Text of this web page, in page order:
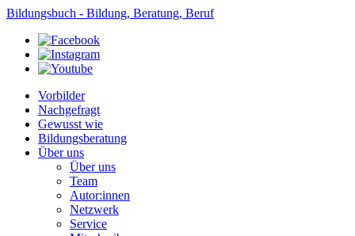
Bildungsbuch - Bildung, Beratung, Beruf
Vorbilder
Nachgefragt
Gewusst wie
Bildungsberatung
Über uns
Über uns
Team
Autor:innen
Netzwerk
Service